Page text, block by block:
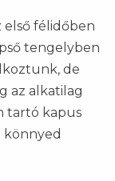
első félidőben
tengelyben
de
az alkatilag
tartó kapus